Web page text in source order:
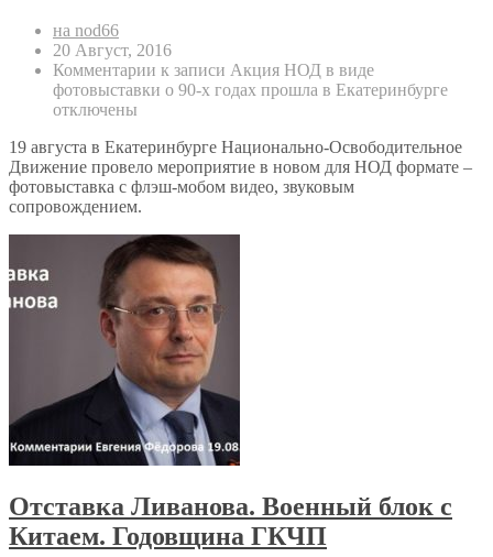
на nod66
20 Август, 2016
Комментарии к записи Акция НОД в виде
фотовыставки о 90-х годах прошла в Екатеринбурге
отключены
19 августа в Екатеринбурге Национально-Освободительное
Движение провело мероприятие в новом для НОД формате –
фотовыставка с флэш-мобом видео, звуковым
сопровождением.
Отставка Ливанова. Военный блок с
Китаем. Годовщина ГКЧП